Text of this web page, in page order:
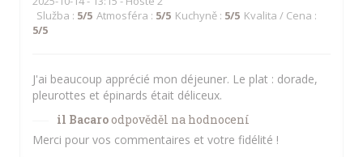
Služba : 5/5 Atmosféra : 5/5 Kuchyně : 5/5 Kvalita / Cena :
5/5
J'ai beaucoup apprécié mon déjeuner. Le plat : dorade,
pleurottes et épinards était déliceux.
il Bacaroodpověděl na hodnocení
Merci pour vos commentaires et votre fidélité !